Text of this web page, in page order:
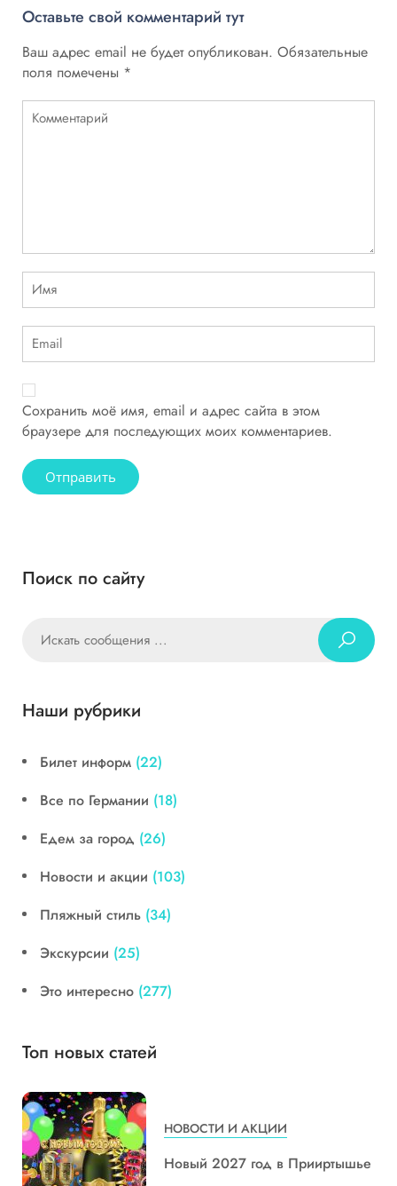
Оставьте свой комментарий тут
Ваш адрес email не будет опубликован. Обязательные
поля помечены *
Сохранить моё имя, email и адрес сайта в этом
браузере для последующих моих комментариев.
Поиск по сайту
Наши рубрики
Билет информ (22)
Все по Германии (18)
Едем за город (26)
Новости и акции (103)
Пляжный стиль (34)
Экскурсии (25)
Это интересно (277)
Топ новых статей
НОВОСТИ И АКЦИИ
Новый 2027 год в Прииртышье